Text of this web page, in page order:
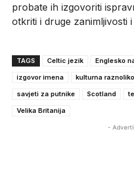
probate ih izgovoriti
otkriti i druge zanimljivosti
TAGS Celtic jezik Englesko
izgovor imena
kulturna
savjeti za putnike
Scotland
Velika Britanija
-